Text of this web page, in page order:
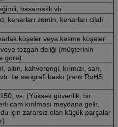
basamaklı vb.
kenarları zemin, kenarları cilalı
köşeler veya kesme köşeleri
tezgah deliği (müşterinin
göre)
altın, kahverengi, kırmızı, sarı,
Ile serigrafi baskı (renk RoHS
vs. (Yüksek güvenlik, bir
cam kırılması meydana gelir,
için zararsız olan küçük parçalar